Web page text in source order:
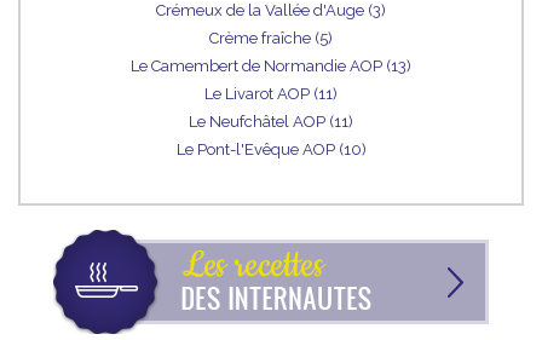
Crémeux de la Vallée d'Auge (3)
Crème fraîche (5)
Le Camembert de Normandie AOP (13)
Le Livarot AOP (11)
Le Neufchâtel AOP (11)
Le Pont-l'Evêque AOP (10)